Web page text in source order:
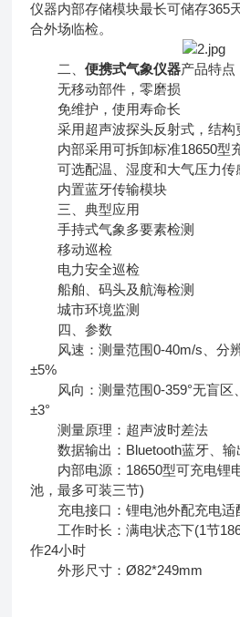
仪器内部存储模块最长可储存365
合外场临检。
二、便携式气象仪器产品特点
无移动部件，零磨损
免维护，使用寿命长
采用超声波探头反射式，结构
内部采用可拆卸标准18650型
可选配温、湿度和大气压力传
内置蓝牙传输模块
三、典型应用
手持式气象多要素检测
移动巡检
电力安全巡检
船舶、码头及航海检测
城市环境监测
四、参数
风速：测量范围0-40m/s、分
±5%
风向：测量范围0-359°无盲区
±3°
测量原理：超声波时差法
数据输出：Bluetooth蓝牙、输
内部电源：18650型可充电锂
池，最多可装三节)
充电接口：锂电池外配充电适
工作时长：满电状态下(1节
作24小时
外形尺寸：Ø82*249mm